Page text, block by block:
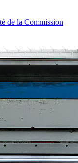
de la Commission